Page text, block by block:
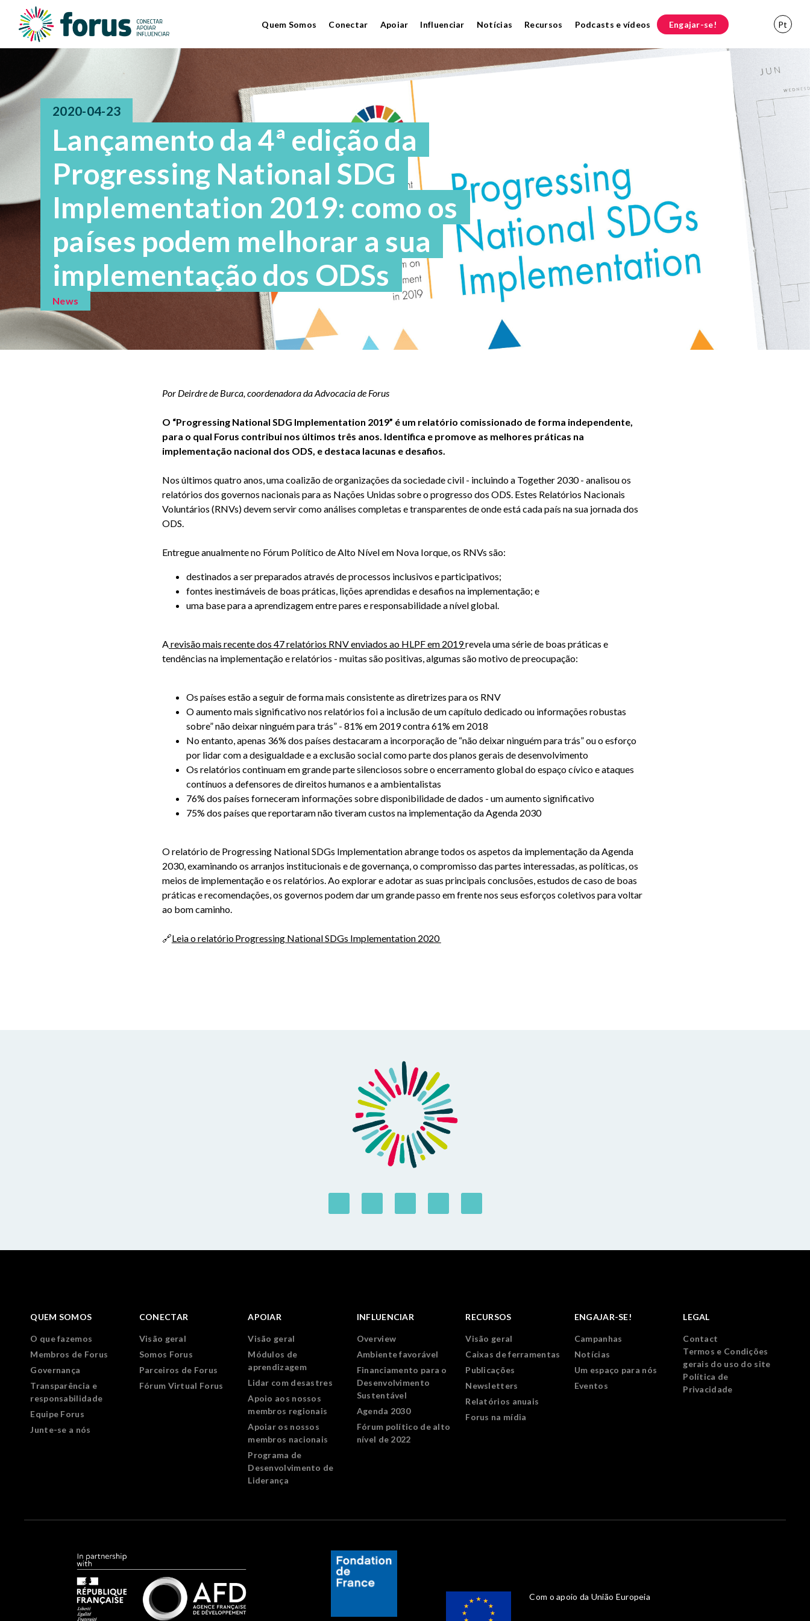
Quem Somos Conectar Apoiar Influenciar Notícias Recursos Podcasts e vídeos Engajar-se! Pt
2020-04-23
Lançamento da 4ª edição da
Progressing National SDG
Implementation 2019: como os
países podem melhorar a sua
implementação dos ODSs
News
Por Deirdre de Burca, coordenadora da Advocacia de Forus
O “Progressing National SDG Implementation 2019” é um relatório comissionado de forma independente,
para o qual Forus contribui nos últimos três anos. Identifica e promove as melhores práticas na
implementação nacional dos ODS, e destaca lacunas e desafios.
Nos últimos quatro anos, uma coalizão de organizações da sociedade civil - incluindo a Together 2030 - analisou os
relatórios dos governos nacionais para as Nações Unidas sobre o progresso dos ODS. Estes Relatórios Nacionais
Voluntários (RNVs) devem servir como análises completas e transparentes de onde está cada país na sua jornada dos
ODS.
Entregue anualmente no Fórum Político de Alto Nível em Nova Iorque, os RNVs são:
destinados a ser preparados através de processos inclusivos e participativos;
fontes inestimáveis de boas práticas, lições aprendidas e desafios na implementação; e
uma base para a aprendizagem entre pares e responsabilidade a nível global.
Arevisão mais recente dos 47 relatórios RNV enviados ao HLPF em 2019revela uma série de boas práticas e
tendências na implementação e relatórios - muitas são positivas, algumas são motivo de preocupação:
Os países estão a seguir de forma mais consistente as diretrizes para os RNV
O aumento mais significativo nos relatórios foi a inclusão de um capítulo dedicado ou informações robustas
sobre” não deixar ninguém para trás” - 81% em 2019 contra 61% em 2018
No entanto, apenas 36% dos países destacaram a incorporação de “não deixar ninguém para trás” ou o esforço
por lidar com a desigualdade e a exclusão social como parte dos planos gerais de desenvolvimento
Os relatórios continuam em grande parte silenciosos sobre o encerramento global do espaço cívico e ataques
contínuos a defensores de direitos humanos e a ambientalistas
76% dos países forneceram informações sobre disponibilidade de dados - um aumento significativo
75% dos países que reportaram não tiveram custos na implementação da Agenda 2030
O relatório de Progressing National SDGs Implementation abrange todos os aspetos da implementação da Agenda
2030, examinando os arranjos institucionais e de governança, o compromisso das partes interessadas, as políticas, os
meios de implementação e os relatórios. Ao explorar e adotar as suas principais conclusões, estudos de caso de boas
práticas e recomendações, os governos podem dar um grande passo em frente nos seus esforços coletivos para voltar
ao bom caminho.
🔗Leia o relatório Progressing National SDGs Implementation 2020
QUEM SOMOS
O que fazemos
Membros de Forus
Governança
Transparência e
responsabilidade
Equipe Forus
Junte-se a nós
CONECTAR
Visão geral
Somos Forus
Parceiros de Forus
Fórum Virtual Forus
APOIAR
Visão geral
Módulos de
aprendizagem
Lidar com desastres
Apoio aos nossos
membros regionais
Apoiar os nossos
membros nacionais
Programa de
Desenvolvimento de
Liderança
INFLUENCIAR
Overview
Ambiente favorável
Financiamento para o
Desenvolvimento
Sustentável
Agenda 2030
Fórum político de alto
nível de 2022
RECURSOS
Visão geral
Caixas de ferramentas
Publicações
Newsletters
Relatórios anuais
Forus na mídia
ENGAJAR-SE!
Campanhas
Notícias
Um espaço para nós
Eventos
LEGAL
Contact
Termos e Condições
gerais do uso do site
Política de
Privacidade
Com o apoio da União Europeia